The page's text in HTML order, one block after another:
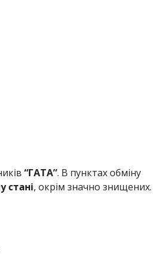
“ГАТА”. В пунктах обміну
стані, окрім значно знищених.